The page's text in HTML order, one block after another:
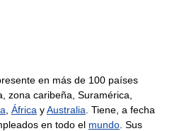
en más de 100 países
zona caribeña, Suramérica,
África yAustralia . Tiene, a fecha
en todo el mundo . Sus